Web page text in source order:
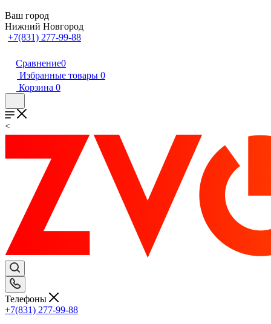
Ваш город
Нижний Новгород
+7(831) 277-99-88
Сравнение0
Избранные товары 0
Корзина 0
<
Телефоны
+7(831) 277-99-88